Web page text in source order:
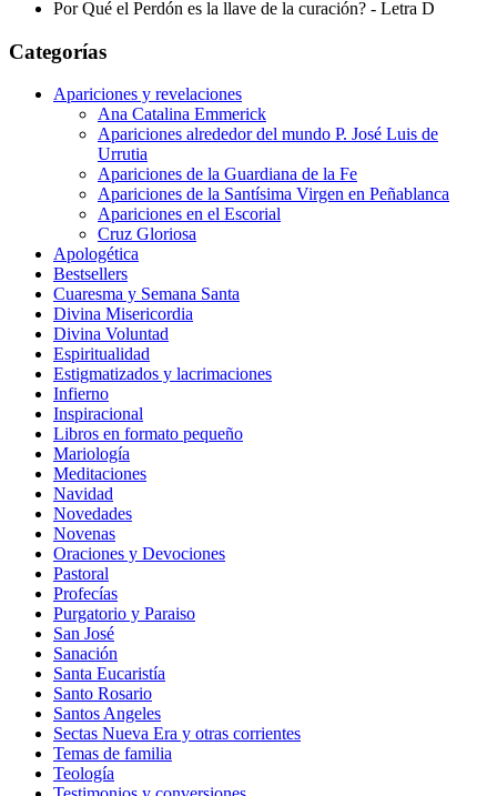
Por Qué el Perdón es la llave de la curación? - Letra D
Categorías
Apariciones y revelaciones
Ana Catalina Emmerick
Apariciones alrededor del mundo P. José Luis de
Urrutia
Apariciones de la Guardiana de la Fe
Apariciones de la Santísima Virgen en Peñablanca
Apariciones en el Escorial
Cruz Gloriosa
Apologética
Bestsellers
Cuaresma y Semana Santa
Divina Misericordia
Divina Voluntad
Espiritualidad
Estigmatizados y lacrimaciones
Infierno
Inspiracional
Libros en formato pequeño
Mariología
Meditaciones
Navidad
Novedades
Novenas
Oraciones y Devociones
Pastoral
Profecías
Purgatorio y Paraiso
San José
Sanación
Santa Eucaristía
Santo Rosario
Santos Angeles
Sectas Nueva Era y otras corrientes
Temas de familia
Teología